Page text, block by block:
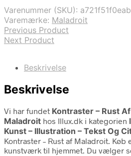
Varenummer (SKU): a721f51f0eab
Varemærke: Maladroit
Previous Product
Next Product
Beskrivelse
Beskrivelse
Vi har fundet Kontraster – Rust
Maladroit hos Illux.dk i kategorien
Kunst – Illustration – Tekst Og
Kontraster – Rust af Maladroit. Køb
kunstværk til hjemmet. Du vælger